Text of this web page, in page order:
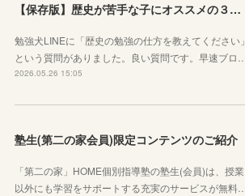
【保存版】歴史が苦手な子にオススメの３つの勉強法！オリジナルプリントもご紹介！
勉強犬LINEに「歴史の勉強の仕方を教えてください」
という質問がありました。良い質問です。早速ブロ…
2026.05.26 15:05
塾生(第二の家会員)限定コンテンツのご紹介
「第二の家」HOME個別指導塾の塾生(会員)は、授業
以外にも学習をサポートする充実のサービスが無料…